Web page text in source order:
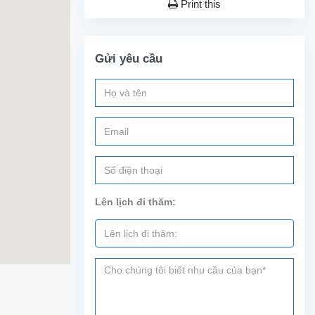
Print this
Gửi yêu cầu
Lên lịch đi thăm: